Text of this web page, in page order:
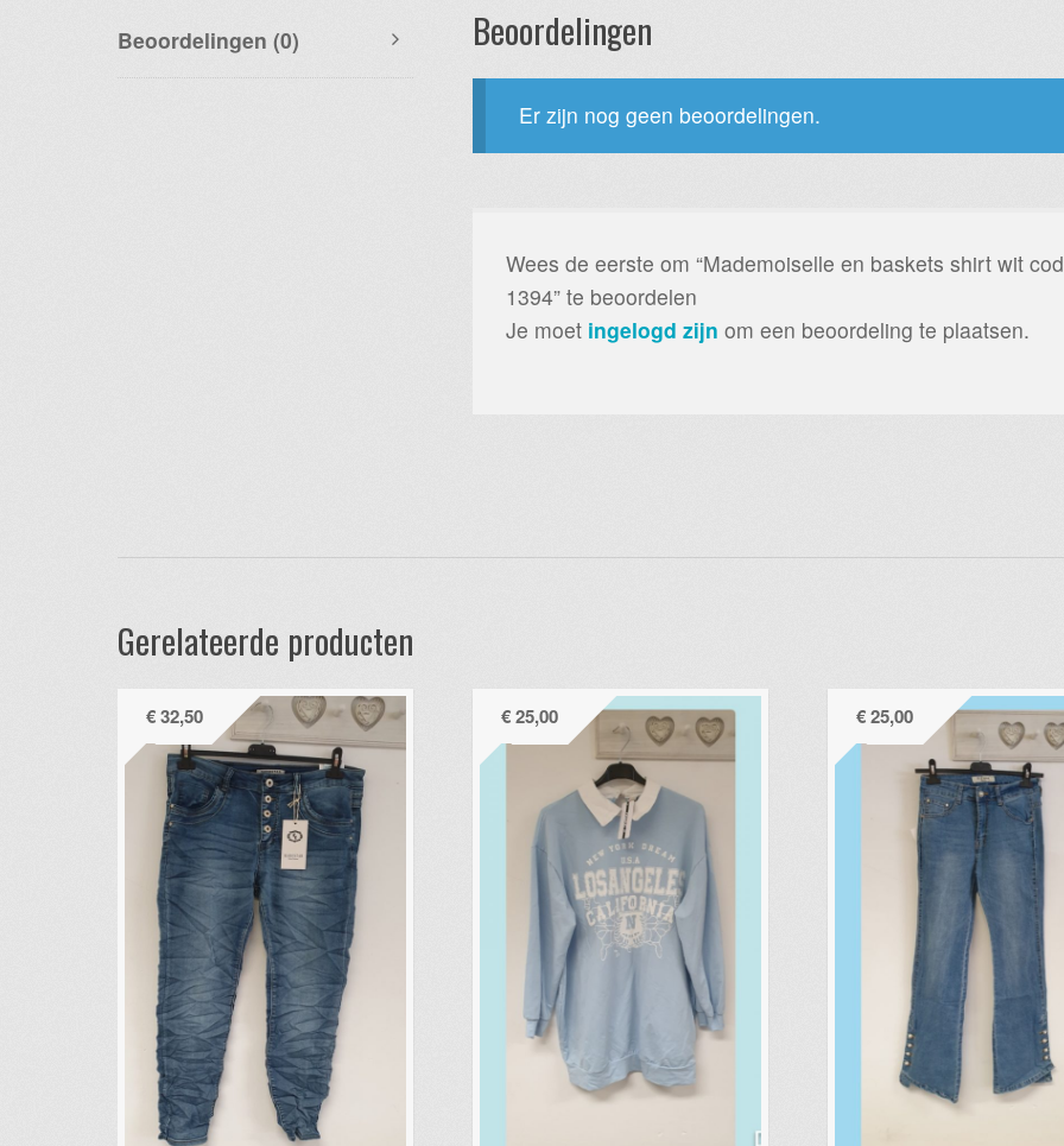
Beoordelingen (0) Beoordelingen
Er zijn nog geen beoordelingen.
Wees de eerste om “Mademoiselle en baskets shirt wit
1394” te beoordelen
Je moet ingelogd zijn om een beoordeling te plaatsen.
Gerelateerde producten
€32,50 €25,00 €25,00